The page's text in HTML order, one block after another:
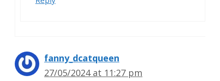
fanny_dcatqueen
27/05/2024 at 11:27 pm